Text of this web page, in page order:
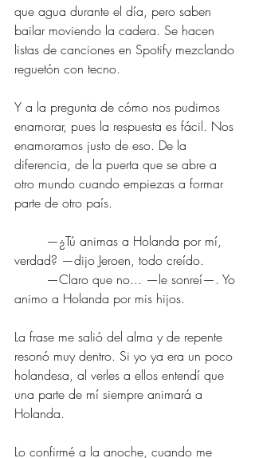
que agua durante el día, pero saben
bailar moviendo la cadera. Se hacen
listas de canciones en Spotify mezclando
reguetón con tecno.
Y a la pregunta de cómo nos pudimos
enamorar, pues la respuesta es fácil. Nos
enamoramos justo de eso. De la
diferencia, de la puerta que se abre a
otro mundo cuando empiezas a formar
parte de otro país.
verdad? —dijo Jeroen, todo creído.
animo a Holanda por mis hijos.
La frase me salió del alma y de repente
resonó muy dentro. Si yo ya era un poco
holandesa, al verles a ellos entendí que
una parte de mí siempre animará a
Holanda.
Lo confirmé a la anoche, cuando me